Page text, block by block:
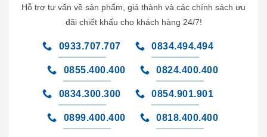
Hỗ trợ tư vấn về sản phẩm, giá thành và các chính sách ưu
đãi chiết khấu cho khách hàng 24/7!
0933.707.707 0834.494.494
0855.400.400 0824.400.400
0834.300.300 0854.901.901
0899.400.400 0818.400.400